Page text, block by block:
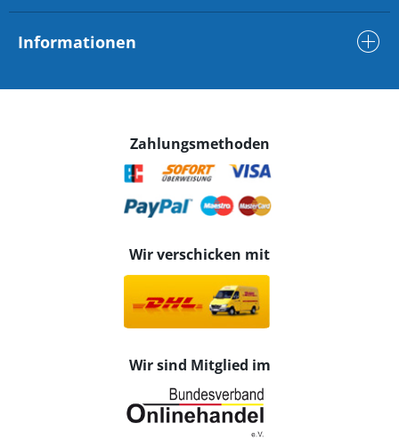
Informationen
Zahlungsmethoden
Wir verschicken mit
Wir sind Mitglied im